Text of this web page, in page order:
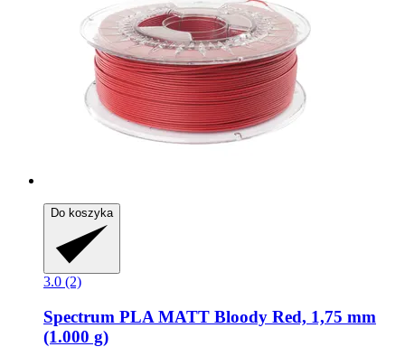
Do koszyka
3.0 (2)
Spectrum PLA MATT Bloody Red, 1,75 mm
(1.000 g)